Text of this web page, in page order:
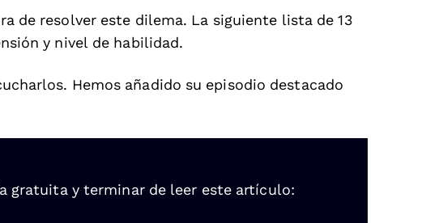
de resolver este dilema. La siguiente lista de 13
y nivel de habilidad.
Hemos añadido su episodio destacado
gratuita y terminar de leer este artículo: